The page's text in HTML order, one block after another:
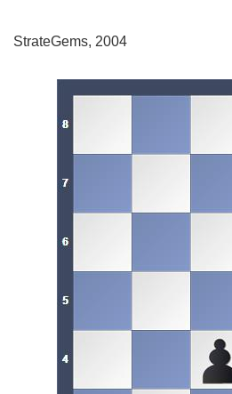
StrateGems, 2004